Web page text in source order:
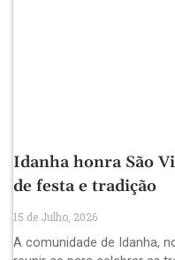
Idanha honra São
de festa e tradição
15 de Julho, 2026
A comunidade de Idanha,